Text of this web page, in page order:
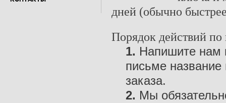
дней (обычно
Порядок действий по
1. Напишите нам
письме
заказа.
2. Мы